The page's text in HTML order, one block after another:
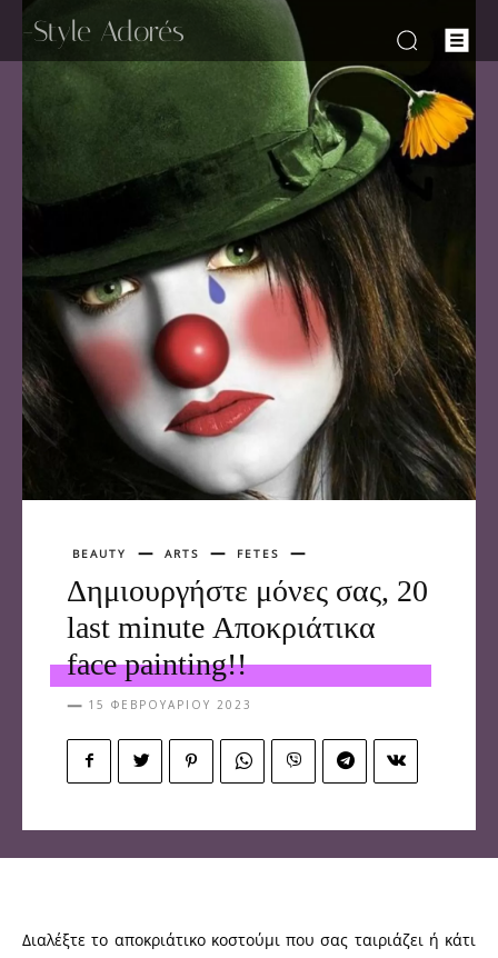
-Style Adorés
BEAUTY ARTS FETES
Δημιουργήστε μόνες σας, 20
last minute Αποκριάτικα
face painting!!
15 ΦΕΒΡΟΥΑΡΊΟΥ 2023
Διαλέξτε το αποκριάτικο κοστούμι που σας ταιριάζει ή κάτι